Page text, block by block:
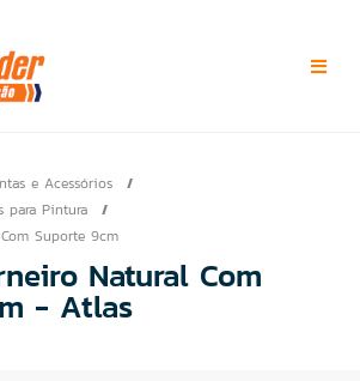
e Acessórios
para Pintura
Suporte 9cm
Natural Com
- Atlas